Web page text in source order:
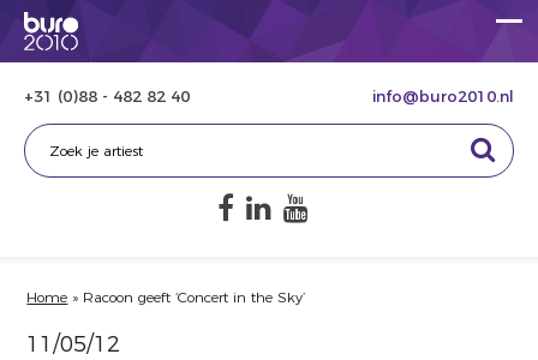
+31 (0)88 - 482 82 40 info@buro2010.nl
Home » Racoon geeft ‘Concert in the Sky’
11/05/12